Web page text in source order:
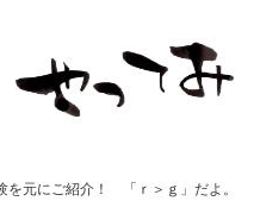
を元にご紹介！ 「ｒ＞ｇ」だよ。